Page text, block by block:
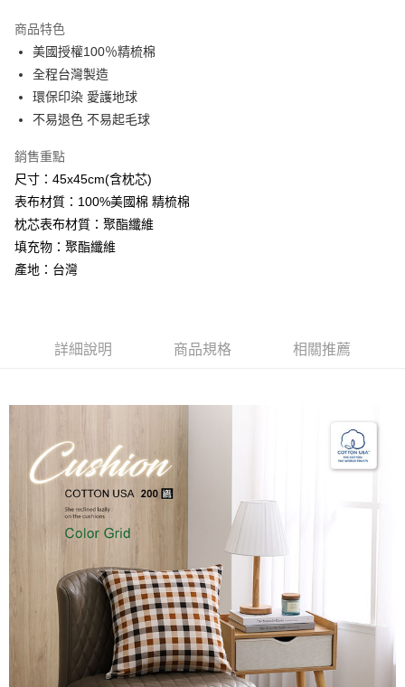
Apple Pay
悠遊付
Google Pay
AFTEE先享後付
相關說明
【關於「AFTEE先享後付」】
AFTEE先享後付是「在收到商品之後才付款」的支付方式。 讓您購物簡單
便利好安心！
１．簡單：不需註冊會員、不需綁卡、不需儲值。
２．便利：只要手機號碼，簡訊認證，即可結帳。
３．安心：先確認商品／服務後，再付款。
２．訂單成立數日內，您將收到繳費通知簡訊。
※ 交易是否成功請以「AFTEE先享後付 」之結帳頁面顯示為準，若有關於
是否繳費成功／繳費後需取消欲退款等相關疑問，請聯繫「AFTEE先享後付
客戶支援中心」
https://netprotections.freshdesk.com/support/home
【注意事項】
１．透過由恩沛科技股份有限公司提供之「AFTEE先享後付」服務完成之交
易，需依本服務之必要範圍內提供個人資料，並將交易相關給付款項請求債
權轉讓予恩沛科技股份有限公司。
２．關於個人資料處理事宜，請瀏覽以下網址：
https://aftee.tw/terms/#terms3
３．未成年的使用者請事先徵得法定代理人或監護人之同意方可使用
「AFTEE先享後付」，若未經同意申辦者引起之損失，本公司不負相關責
４．使用「AFTEE先享後付」時，將依據個別帳號之用戶狀況，依本公司即
時審查核予不同之上限額度；若仍有額度不足之情形，本公司將視審查結果
ATM付款
運送方式
全家取貨付款
付款後7-11取貨
每筆NT$60，滿NT$499(含以上)免運費
每筆NT$100，滿NT$499(含以上)免運費
每筆NT$100，滿NT$499(含以上)免運費
商品特色
美國授權100％精梳棉
全程台灣製造
環保印染 愛護地球
不易退色 不易起毛球
銷售重點
尺寸：45x45cm(含枕芯)
表布材質：100%美國棉 精梳棉
枕芯表布材質：聚酯纖維
填充物：聚酯纖維
產地：台灣
詳細說明 商品規格 相關推薦